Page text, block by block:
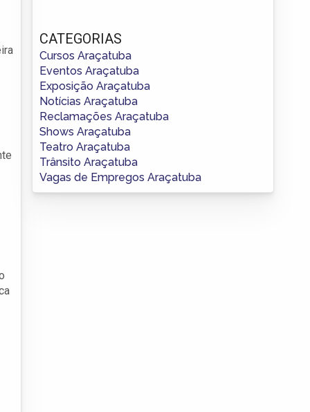
CATEGORIAS
Cursos Araçatuba
Eventos Araçatuba
Exposição Araçatuba
Notícias Araçatuba
Reclamações Araçatuba
Shows Araçatuba
Teatro Araçatuba
Trânsito Araçatuba
Vagas de Empregos Araçatuba